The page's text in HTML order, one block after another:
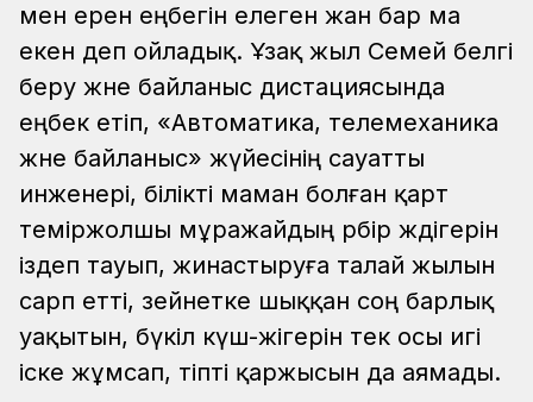
мен ерен еңбегін елеген жан бар ма
екен деп ойладық. Ұзақ жыл Семей белгі
беру және байланыс дистациясында
еңбек етіп, «Автоматика, телемеханика
және байланыс» жүйесінің сауатты
инженері, білікті маман болған қарт
теміржолшы мұражайдың әрбір жәдігерін
іздеп тауып, жинастыруға талай жылын
сарп етті, зейнетке шыққан соң барлық
уақытын, бүкіл күш-жігерін тек осы игі
іске жұмсап, тіпті қаржысын да аямады.